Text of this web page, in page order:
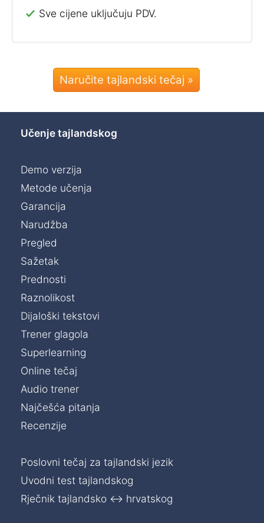
Sve cijene uključuju PDV.
Naručite tajlandski tečaj »
Učenje tajlandskog
Demo verzija
Metode učenja
Garancija
Narudžba
Pregled
Sažetak
Prednosti
Raznolikost
Dijaloški tekstovi
Trener glagola
Superlearning
Online tečaj
Audio trener
Najčešća pitanja
Recenzije
Poslovni tečaj za tajlandski jezik
Uvodni test tajlandskog
Rječnik tajlandsko ↔ hrvatskog